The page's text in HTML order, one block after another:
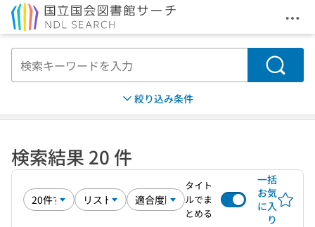
メ
検索
絞り込み条件
検索結果 20 件
タイト
ルでま
とめる
一括
お気
に入
り